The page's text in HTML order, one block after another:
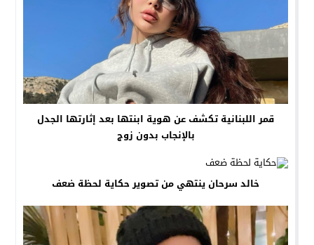
قمر اللبنانية تكشف عن هوية ابنتها بعد إثارتها الجدل
بالإنجاب بدون زوج
خالد سرحان ينتهي من تصوير حكاية لحظة ضعف